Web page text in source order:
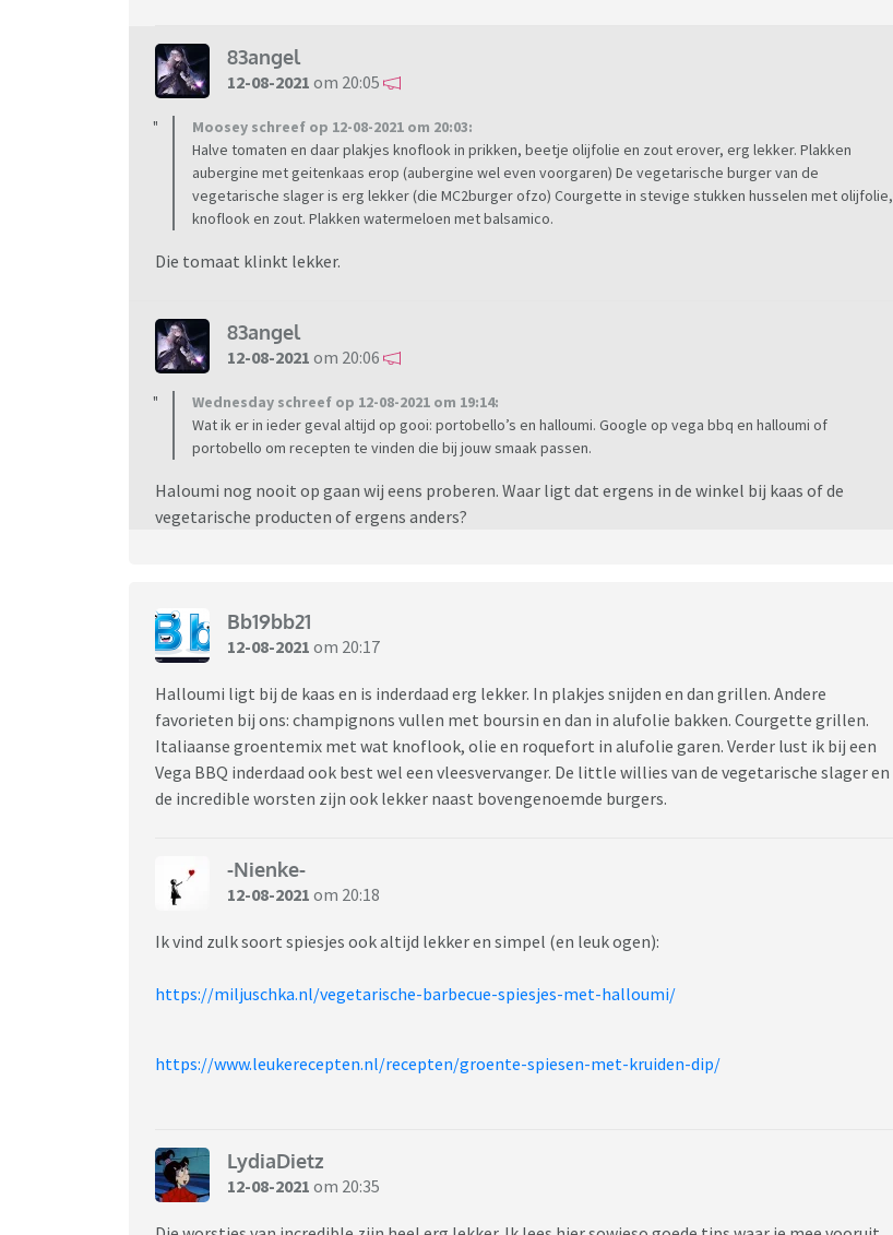
83angel
12-08-2021 om 20:05
Moosey schreef op 12-08-2021 om 20:03:
Halve tomaten en daar plakjes knoflook in prikken, beetje olijfolie en zout erover, erg lekker. Plakken
aubergine met geitenkaas erop (aubergine wel even voorgaren) De vegetarische burger van de
vegetarische slager is erg lekker (die MC2burger ofzo) Courgette in stevige stukken husselen met olijfolie,
knoflook en zout. Plakken watermeloen met balsamico.
Die tomaat klinkt lekker.
83angel
12-08-2021 om 20:06
Wednesday schreef op 12-08-2021 om 19:14:
Wat ik er in ieder geval altijd op gooi: portobello’s en halloumi. Google op vega bbq en halloumi of
portobello om recepten te vinden die bij jouw smaak passen.
Haloumi nog nooit op gaan wij eens proberen. Waar ligt dat ergens in de winkel bij kaas of de
vegetarische producten of ergens anders?
Bb19bb21
12-08-2021 om 20:17
Halloumi ligt bij de kaas en is inderdaad erg lekker. In plakjes snijden en dan grillen. Andere
favorieten bij ons: champignons vullen met boursin en dan in alufolie bakken. Courgette grillen.
Italiaanse groentemix met wat knoflook, olie en roquefort in alufolie garen. Verder lust ik bij een
Vega BBQ inderdaad ook best wel een vleesvervanger. De little willies van de vegetarische slager en
de incredible worsten zijn ook lekker naast bovengenoemde burgers.
-Nienke-
12-08-2021 om 20:18
Ik vind zulk soort spiesjes ook altijd lekker en simpel (en leuk ogen):
https://miljuschka.nl/vegetarische-barbecue-spiesjes-met-halloumi/
https://www.leukerecepten.nl/recepten/groente-spiesen-met-kruiden-dip/
LydiaDietz
12-08-2021 om 20:35